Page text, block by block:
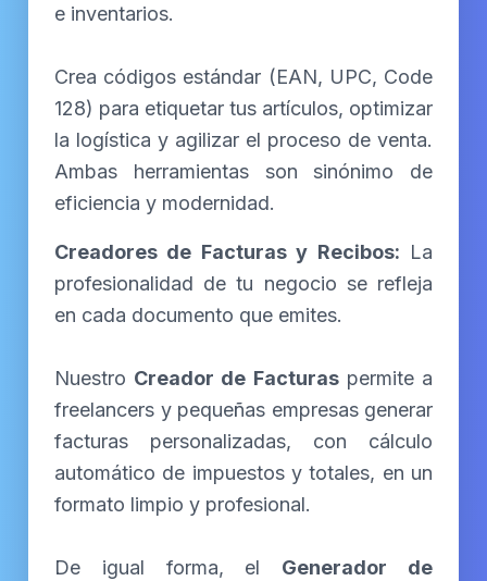
e inventarios.
Crea códigos estándar (EAN, UPC, Code
128) para etiquetar tus artículos, optimizar
la logística y agilizar el proceso de venta.
Ambas herramientas son sinónimo de
eficiencia y modernidad.
Creadores de Facturas y Recibos: La
profesionalidad de tu negocio se refleja
en cada documento que emites.
Nuestro Creador de Facturaspermite a
freelancers y pequeñas empresas generar
facturas personalizadas, con cálculo
automático de impuestos y totales, en un
formato limpio y profesional.
De igual forma, el Generador de